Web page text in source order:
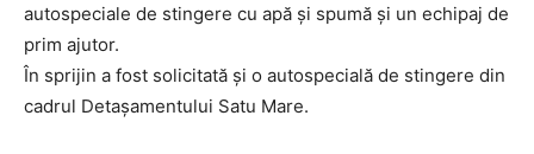
autospeciale de stingere cu apă și spumă și un echipaj de
prim ajutor.
În sprijin a fost solicitată și o autospecială de stingere din
cadrul Detașamentului Satu Mare.